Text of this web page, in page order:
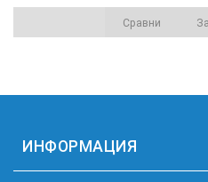
Сравни
ИНФОРМАЦИЯ